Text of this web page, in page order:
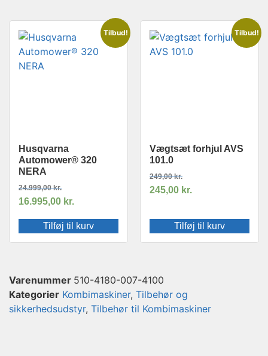
Tilbud!
Husqvarna
Automower® 320
NERA
24.999,00kr.
16.995,00 kr.
Tilføj til kurv
Tilbud!
Vægtsæt forhjul AVS
101.0
249,00kr.
245,00 kr.
Tilføj til kurv
Varenummer 510-4180-007-4100
Kategorier Kombimaskiner, Tilbehør og
sikkerhedsudstyr, Tilbehør til Kombimaskiner